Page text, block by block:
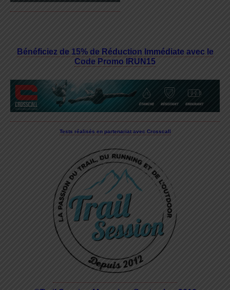
Bénéficiez de 15% de Réduction Immédiate avec le
Code Promo IRUN15
Tests réalisés en partenariat avec Crosscall